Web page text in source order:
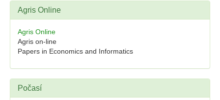
Agris Online
Agris Online
Agris on-line
Papers in Economics and Informatics
Počasí